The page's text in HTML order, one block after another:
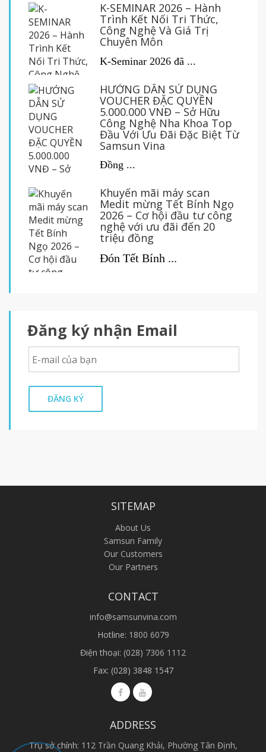
K-SEMINAR 2026 – Hành
Trình Kết Nối Tri Thức,
Công Nghệ Và Giá Trị
Chuyên Môn
K-Seminar 2026 đã ...
HƯỚNG DẪN SỬ DỤNG
VOUCHER ĐẶC QUYỀN
5.000.000 VNĐ – Sở Hữu
Công Nghệ Nha Khoa Top
Đầu Với Ưu Đãi Đặc Biệt Từ
Samsun Vina
Đồng ...
Khuyến mãi máy scan
Medit mừng Tết Bính Ngọ
2026 – Cơ hội đầu tư công
nghệ với ưu đãi đến 20
triệu đồng
Đón Tết Bính ...
Đăng ký nhận Email
ĐĂNG KÝ
SITEMAP
About Us
Samsun Family
Our Customers
Our Partners
CONTACT
info@samsunvina.com
Hotline: 1800 6079
Điện thoại: (028) 7306 1112
Fax: (028) 3848 1547
ADDRESS
Trụ sở chính: 112 Trần Quang Khải, Phường Tân Định,